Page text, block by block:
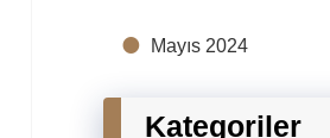
Mayıs 2024
Kategoriler